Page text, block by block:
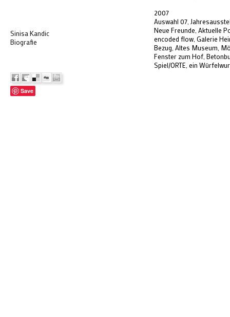
Sinisa Kandic
Biografie
Save
2007
Auswahl 07,
Neue Freunde, Aktuelle
encoded flow, Galerie
Bezug, Altes Museum,
Fenster zum Hof,
Spiel/ORTE, ein